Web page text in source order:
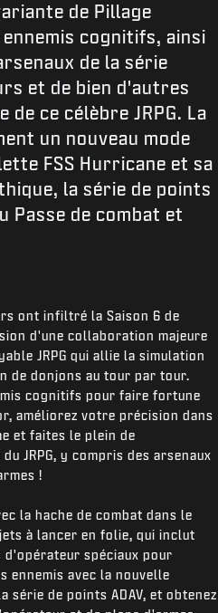
de Pillage
cognitifs, ainsi
de la série
et de bien d'autres
ce célèbre JRPG. La
un nouveau mode
FSS Hurricane et sa
la série de points
Passe de combat et
ont infiltré la Saison 6 de
d'une collaboration majeure
JRPG qui allie la simulation
de donjons au tour par tour.
cognitifs pour faire fortune
améliorez votre précision dans
et faites le plein de
JRPG, y compris des arsenaux
!
la hache de combat dans le
à lancer en folie, qui inclut
d'opérateur spéciaux pour
ennemis avec la nouvelle
série de points ADAV, et obtenez